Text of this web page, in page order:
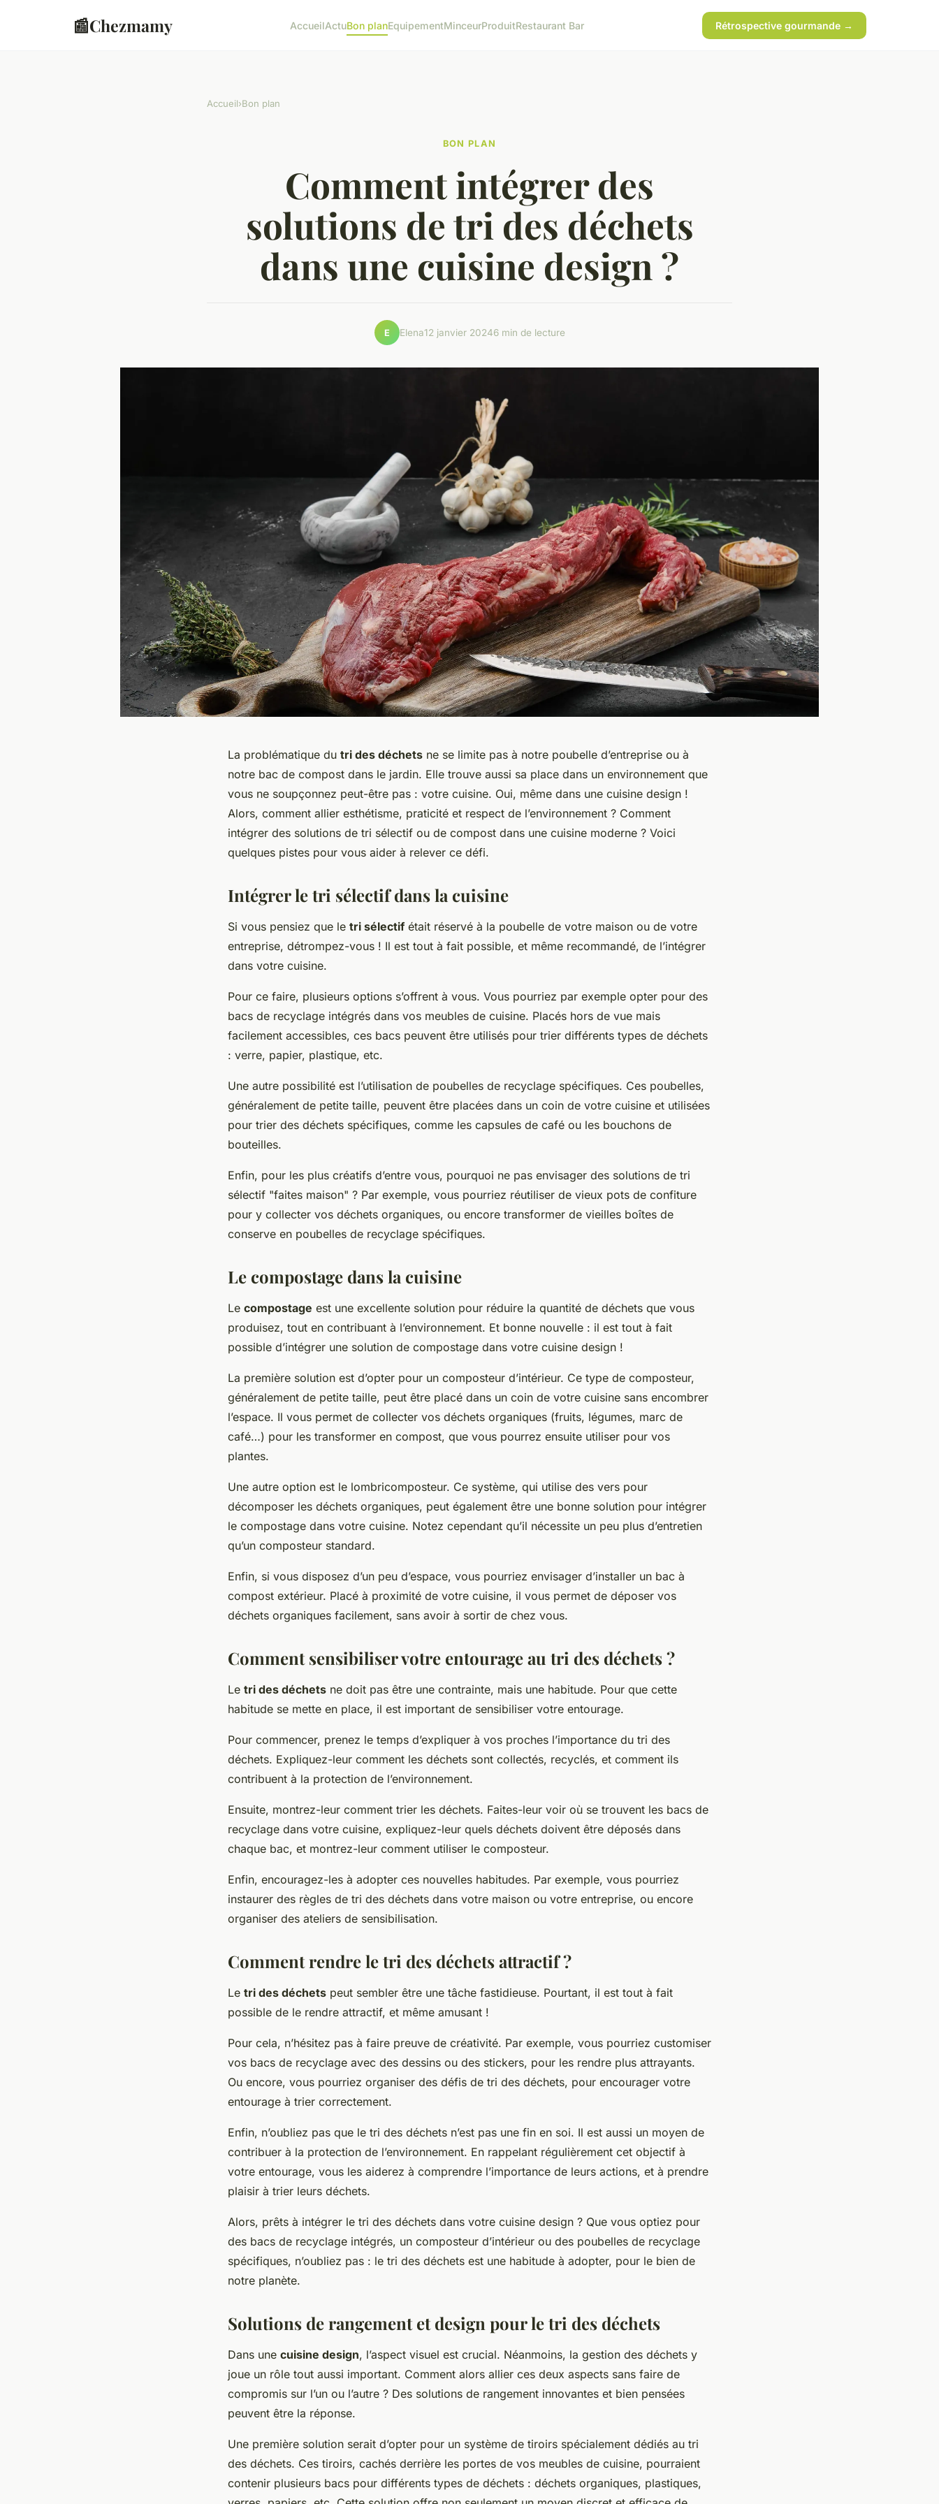
📰Chezmamy AccueilActuBon planEquipementMinceurProduitRestaurant Bar Rétrospective gourmande →
Accueil›Bon plan
BON PLAN
Comment intégrer des
solutions de tri des déchets
dans une cuisine design ?
E Elena12 janvier 20246 min de lecture
La problématique du tri des déchets ne se limite pas à notre poubelle d’entreprise ou à
notre bac de compost dans le jardin. Elle trouve aussi sa place dans un environnement que
vous ne soupçonnez peut-être pas : votre cuisine. Oui, même dans une cuisine design !
Alors, comment allier esthétisme, praticité et respect de l’environnement ? Comment
intégrer des solutions de tri sélectif ou de compost dans une cuisine moderne ? Voici
quelques pistes pour vous aider à relever ce défi.
Intégrer le tri sélectif dans la cuisine
Si vous pensiez que le tri sélectif était réservé à la poubelle de votre maison ou de votre
entreprise, détrompez-vous ! Il est tout à fait possible, et même recommandé, de l’intégrer
dans votre cuisine.
Pour ce faire, plusieurs options s’offrent à vous. Vous pourriez par exemple opter pour des
bacs de recyclage intégrés dans vos meubles de cuisine. Placés hors de vue mais
facilement accessibles, ces bacs peuvent être utilisés pour trier différents types de déchets
: verre, papier, plastique, etc.
Une autre possibilité est l’utilisation de poubelles de recyclage spécifiques. Ces poubelles,
généralement de petite taille, peuvent être placées dans un coin de votre cuisine et utilisées
pour trier des déchets spécifiques, comme les capsules de café ou les bouchons de
bouteilles.
Enfin, pour les plus créatifs d’entre vous, pourquoi ne pas envisager des solutions de tri
sélectif "faites maison" ? Par exemple, vous pourriez réutiliser de vieux pots de confiture
pour y collecter vos déchets organiques, ou encore transformer de vieilles boîtes de
conserve en poubelles de recyclage spécifiques.
Le compostage dans la cuisine
Le compostage est une excellente solution pour réduire la quantité de déchets que vous
produisez, tout en contribuant à l’environnement. Et bonne nouvelle : il est tout à fait
possible d’intégrer une solution de compostage dans votre cuisine design !
La première solution est d’opter pour un composteur d’intérieur. Ce type de composteur,
généralement de petite taille, peut être placé dans un coin de votre cuisine sans encombrer
l’espace. Il vous permet de collecter vos déchets organiques (fruits, légumes, marc de
café…) pour les transformer en compost, que vous pourrez ensuite utiliser pour vos
plantes.
Une autre option est le lombricomposteur. Ce système, qui utilise des vers pour
décomposer les déchets organiques, peut également être une bonne solution pour intégrer
le compostage dans votre cuisine. Notez cependant qu’il nécessite un peu plus d’entretien
qu’un composteur standard.
Enfin, si vous disposez d’un peu d’espace, vous pourriez envisager d’installer un bac à
compost extérieur. Placé à proximité de votre cuisine, il vous permet de déposer vos
déchets organiques facilement, sans avoir à sortir de chez vous.
Comment sensibiliser votre entourage au tri des déchets ?
Le tri des déchets ne doit pas être une contrainte, mais une habitude. Pour que cette
habitude se mette en place, il est important de sensibiliser votre entourage.
Pour commencer, prenez le temps d’expliquer à vos proches l’importance du tri des
déchets. Expliquez-leur comment les déchets sont collectés, recyclés, et comment ils
contribuent à la protection de l’environnement.
Ensuite, montrez-leur comment trier les déchets. Faites-leur voir où se trouvent les bacs de
recyclage dans votre cuisine, expliquez-leur quels déchets doivent être déposés dans
chaque bac, et montrez-leur comment utiliser le composteur.
Enfin, encouragez-les à adopter ces nouvelles habitudes. Par exemple, vous pourriez
instaurer des règles de tri des déchets dans votre maison ou votre entreprise, ou encore
organiser des ateliers de sensibilisation.
Comment rendre le tri des déchets attractif ?
Le tri des déchets peut sembler être une tâche fastidieuse. Pourtant, il est tout à fait
possible de le rendre attractif, et même amusant !
Pour cela, n’hésitez pas à faire preuve de créativité. Par exemple, vous pourriez customiser
vos bacs de recyclage avec des dessins ou des stickers, pour les rendre plus attrayants.
Ou encore, vous pourriez organiser des défis de tri des déchets, pour encourager votre
entourage à trier correctement.
Enfin, n’oubliez pas que le tri des déchets n’est pas une fin en soi. Il est aussi un moyen de
contribuer à la protection de l’environnement. En rappelant régulièrement cet objectif à
votre entourage, vous les aiderez à comprendre l’importance de leurs actions, et à prendre
plaisir à trier leurs déchets.
Alors, prêts à intégrer le tri des déchets dans votre cuisine design ? Que vous optiez pour
des bacs de recyclage intégrés, un composteur d’intérieur ou des poubelles de recyclage
spécifiques, n’oubliez pas : le tri des déchets est une habitude à adopter, pour le bien de
notre planète.
Solutions de rangement et design pour le tri des déchets
Dans une cuisine design, l’aspect visuel est crucial. Néanmoins, la gestion des déchets y
joue un rôle tout aussi important. Comment alors allier ces deux aspects sans faire de
compromis sur l’un ou l’autre ? Des solutions de rangement innovantes et bien pensées
peuvent être la réponse.
Une première solution serait d’opter pour un système de tiroirs spécialement dédiés au tri
des déchets. Ces tiroirs, cachés derrière les portes de vos meubles de cuisine, pourraient
contenir plusieurs bacs pour différents types de déchets : déchets organiques, plastiques,